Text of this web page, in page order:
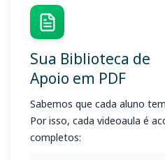
Sua Biblioteca de
Apoio em PDF
Sabemos que cada aluno
Por isso, cada videoaula é
completos: